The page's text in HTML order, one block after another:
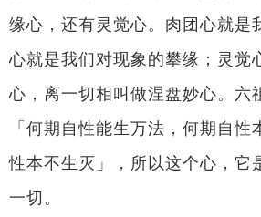
缘心，还有灵觉心。肉团心就是
心就是我们对现象的攀缘；灵觉
心，离一切相叫做涅盘妙心。六
「何期自性能生万法，何期自性
性本不生灭」，所以这个心，它
一切。